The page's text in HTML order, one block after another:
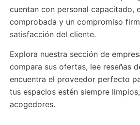
cuentan con personal capacitado,
comprobada y un compromiso
satisfacción del cliente.
Explora nuestra sección de
compara sus ofertas, lee reseñas
encuentra el proveedor perfecto
tus espacios estén siempre
acogedores.